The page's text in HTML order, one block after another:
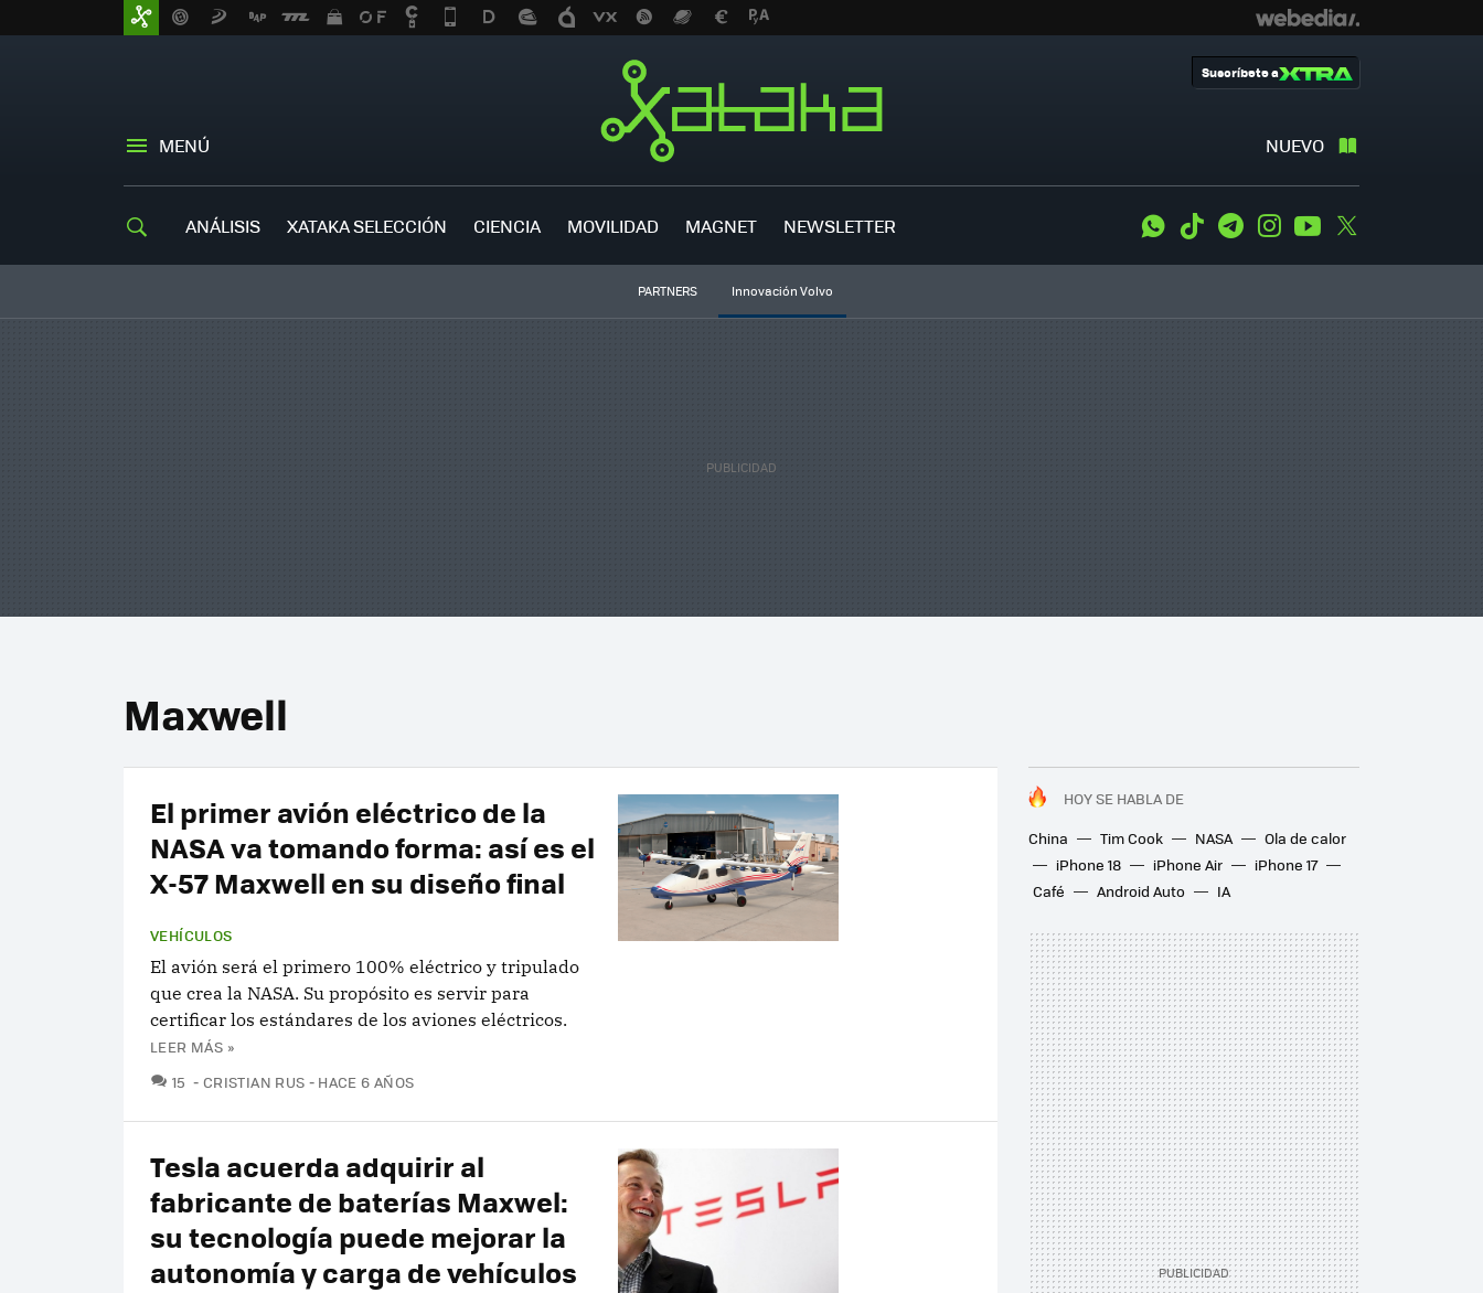
MENÚ NUEVO
Suscríbete a
ANÁLISIS XATAKA SELECCIÓN CIENCIA MOVILIDAD MAGNET NEWSLETTER WhatsApp
Tiktok TelegramInstagramYoutube
PARTNERS Innovación Volvo
Maxwell
HOY SE HABLA DE
China
Tim Cook NASA
Ola de calor
iPhone 18
iPhone Air
iPhone 17
Café
Android Auto IA
El primer avión eléctrico de la
NASA va tomando forma: así es el
X-57 Maxwell en su diseño final
VEHÍCULOS
El avión será el primero 100% eléctrico y tripulado
que crea la NASA. Su propósito es servir para
certificar los estándares de los aviones eléctricos.
LEER MÁS »
15 COMENTARIOS
CRISTIAN RUS HACE 6 AÑOS
Tesla acuerda adquirir al
fabricante de baterías Maxwel:
su tecnología puede mejorar la
autonomía y carga de vehículos